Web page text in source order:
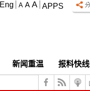
APPS
A A A
Eng
新闻重温 报料快线